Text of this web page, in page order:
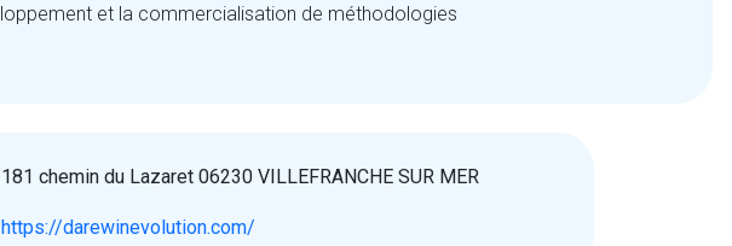
et la commercialisation de méthodologies
181 chemin du Lazaret 06230 VILLEFRANCHE SUR MER
https://darewinevolution.com/